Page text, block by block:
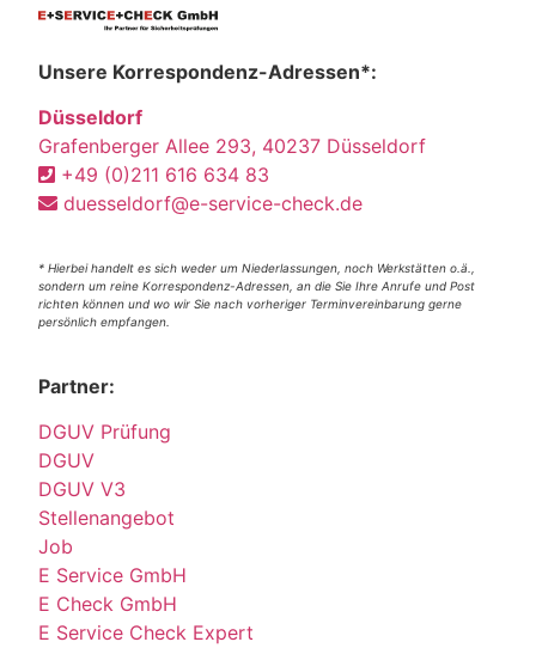
Unsere Korrespondenz-Adressen*:
Düsseldorf
Grafenberger Allee 293, 40237 Düsseldorf
+49 (0)211 616 634 83
duesseldorf@e-service-check.de
* Hierbei handelt es sich weder um Niederlassungen, noch Werkstätten o.ä.,
sondern um reine Korrespondenz-Adressen, an die Sie Ihre Anrufe und Post
richten können und wo wir Sie nach vorheriger Terminvereinbarung gerne
persönlich empfangen.
Partner:
DGUV Prüfung
DGUV
DGUV V3
Stellenangebot
Job
E Service GmbH
E Check GmbH
E Service Check Expert